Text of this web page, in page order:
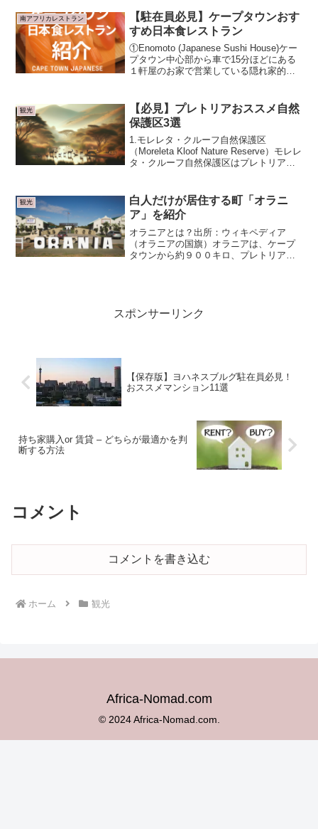
れ、鉱山や発電所などの施設の近くに位
置していることが多いです...
南アフリカレストラン
【駐在員必見】ケープタウンおす
すめ日本食レストラン
①Enomoto (Japanese Sushi House)ケー
プタウン中心部から車で15分ほどにある
１軒屋のお家で営業している隠れ家的日
した人物だそうです。味は美味...
観光
【必見】プレトリアおススメ自然
保護区3選
1.モレレタ・クルーフ自然保護区
（Moreleta Kloof Nature Reserve）モレレ
タ・クルーフ自然保護区はプレトリア、
グバック、シマウマ、インパラ...
観光
白人だけが居住する町「オラニ
ア」を紹介
オラニアとは？出所：ウィキペディア
（オラニアの国旗）オラニアは、ケープ
タウンから約９００キロ、プレトリアか
スポンサーリンク
【保存版】ヨハネスブルグ駐在員必見！
おススメマンション11選
持ち家購入or 賃貸 – どちらが最適かを判
断する方法
コメント
コメントを書き込む
ホーム 観光
Africa-Nomad.com
© 2024 Africa-Nomad.com.